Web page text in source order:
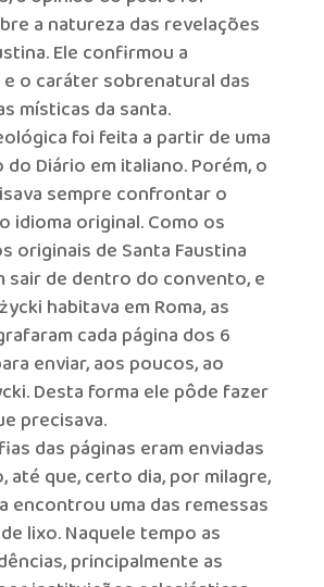
a natureza das revelações
Ele confirmou a
o caráter sobrenatural das
místicas da santa.
foi feita a partir de uma
Diário em italiano. Porém, o
sempre confrontar o
idioma original. Como os
originais de Santa Faustina
sair de dentro do convento, e
habitava em Roma, as
cada página dos 6
enviar, aos poucos, ao
Desta forma ele pôde fazer
precisava.
das páginas eram enviadas
até que, certo dia, por milagre,
encontrou uma das remessas
lixo. Naquele tempo as
principalmente as